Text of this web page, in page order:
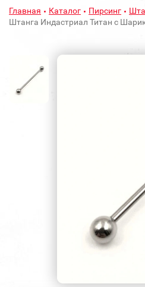
Главная Каталог Пирсинг
Штанга Индастриал Титан с